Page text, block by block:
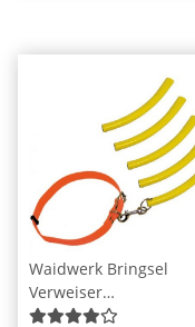
Waidwerk Bringsel
Verweiser
Bringselverweiser